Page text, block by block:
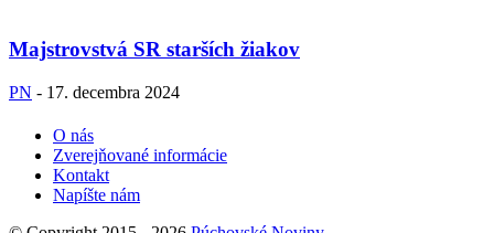
Majstrovstvá SR starších žiakov
PN - 17. decembra 2024
O nás
Zverejňované informácie
Kontakt
Napíšte nám